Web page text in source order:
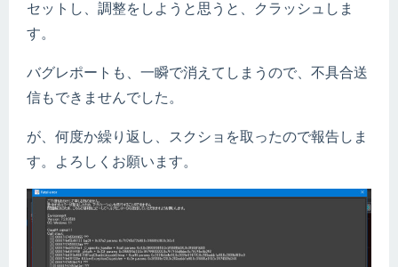
セットし、調整をしようと思うと、クラッシュしま
す。
バグレポートも、一瞬で消えてしまうので、不具合送
信もできませんでした。
が、何度か繰り返し、スクショを取ったので報告しま
す。よろしくお願います。